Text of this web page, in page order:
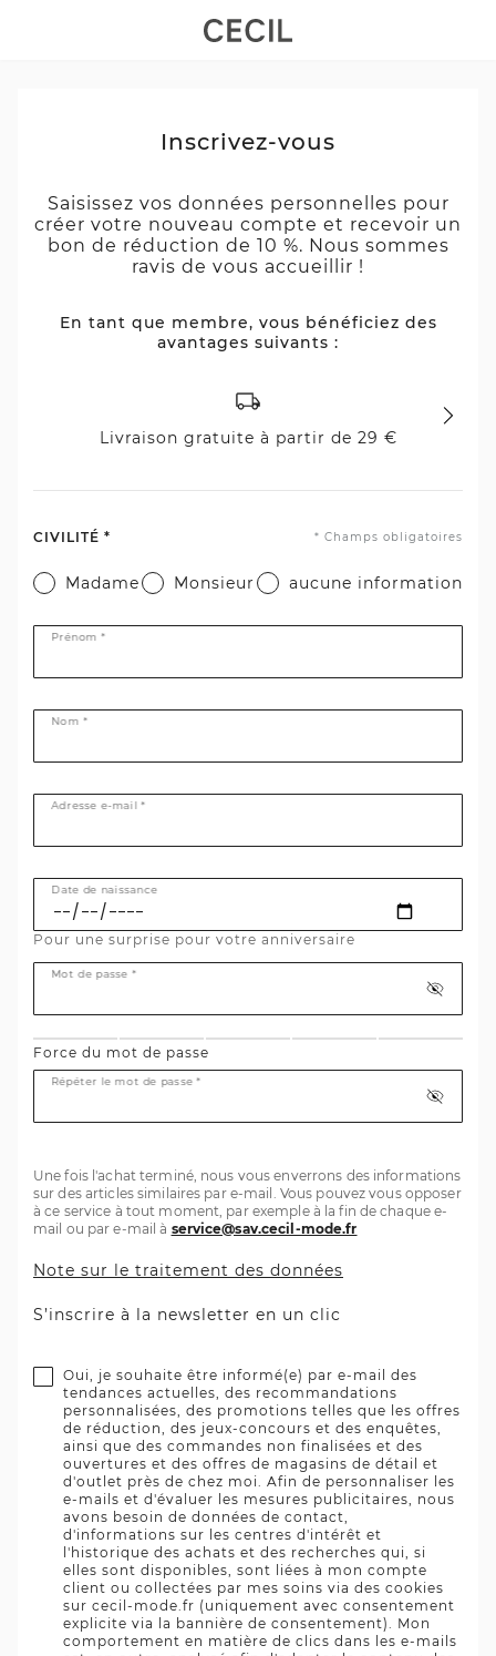
Inscrivez-vous
Saisissez vos données personnelles pour
créer votre nouveau compte et recevoir un
bon de réduction de 10 %. Nous sommes
ravis de vous accueillir !
En tant que membre, vous bénéficiez des
avantages suivants :
Livraison gratuite à partir de 29 €
CIVILITÉ * * Champs obligatoires
Madame Monsieur aucune information
Prénom *
Nom *
Adresse e-mail *
Date de naissance
Pour une surprise pour votre anniversaire
Mot de passe *
Force du mot de passe
Répéter le mot de passe *
Une fois l'achat terminé, nous vous enverrons des informations
sur des articles similaires par e-mail. Vous pouvez vous opposer
à ce service à tout moment, par exemple à la fin de chaque e-
mail ou par e-mail à service@sav.cecil-mode.fr
Note sur le traitement des données
S’inscrire à la newsletter en un clic
Oui, je souhaite être informé(e) par e-mail des
tendances actuelles, des recommandations
personnalisées, des promotions telles que les offres
de réduction, des jeux-concours et des enquêtes,
ainsi que des commandes non finalisées et des
ouvertures et des offres de magasins de détail et
d'outlet près de chez moi. Afin de personnaliser les
e-mails et d'évaluer les mesures publicitaires, nous
avons besoin de données de contact,
d'informations sur les centres d'intérêt et
l'historique des achats et des recherches qui, si
elles sont disponibles, sont liées à mon compte
client ou collectées par mes soins via des cookies
sur cecil-mode.fr (uniquement avec consentement
explicite via la bannière de consentement). Mon
comportement en matière de clics dans les e-mails